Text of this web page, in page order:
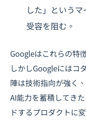
した」という
受容を阻む。
Googleはこれらの特
しかしGoogleにはコ
陣は技術指向が強く
AI能力を蓄積してき
ドするプロダクトに